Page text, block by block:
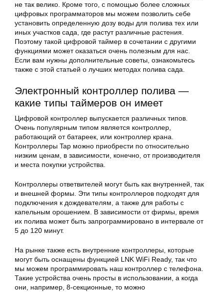
не так велико. Кроме того, с помощью более сложных
цифровых программаторов мы можем позволить себе
установить определенную дозу воды для полива тех или
иных участков сада, где растут различные растения.
Поэтому такой цифровой таймер в сочетании с другими
функциями может оказаться очень полезным для нас.
Если вам нужны дополнительные советы, ознакомьтесь
также с этой статьей о лучших методах полива сада.
Электронный контроллер полива —
какие типы таймеров он имеет
Цифровой контроллер выпускается различных типов.
Очень популярным типом является контроллер,
работающий от батареек, или контроллер крана.
Контроллеры Tap можно приобрести по относительно
низким ценам, в зависимости, конечно, от производителя
и места покупки устройства.
Контроллеры ответвителей могут быть как внутренней, так
и внешней формы. Эти типы контроллеров подходят для
подключения к дождевателям, а также для работы с
капельным орошением. В зависимости от фирмы, время
их полива может быть запрограммировано в интервале от
5 до 120 минут.
На рынке также есть внутренние контроллеры, которые
могут быть оснащены функцией LNK WiFi Ready, так что
мы можем программировать наш контроллер с телефона.
Такие устройства очень просты в использовании, а когда
они, например, 8-секционные, то можно